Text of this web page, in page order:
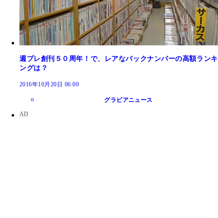
週プレ創刊５０周年！で、レアなバックナンバーの高額ランキ
ングは？
2016年10月20日 06:00
グラビアニュース